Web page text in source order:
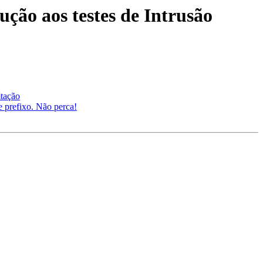
aos testes de Intrusão
prefixo. Não perca!